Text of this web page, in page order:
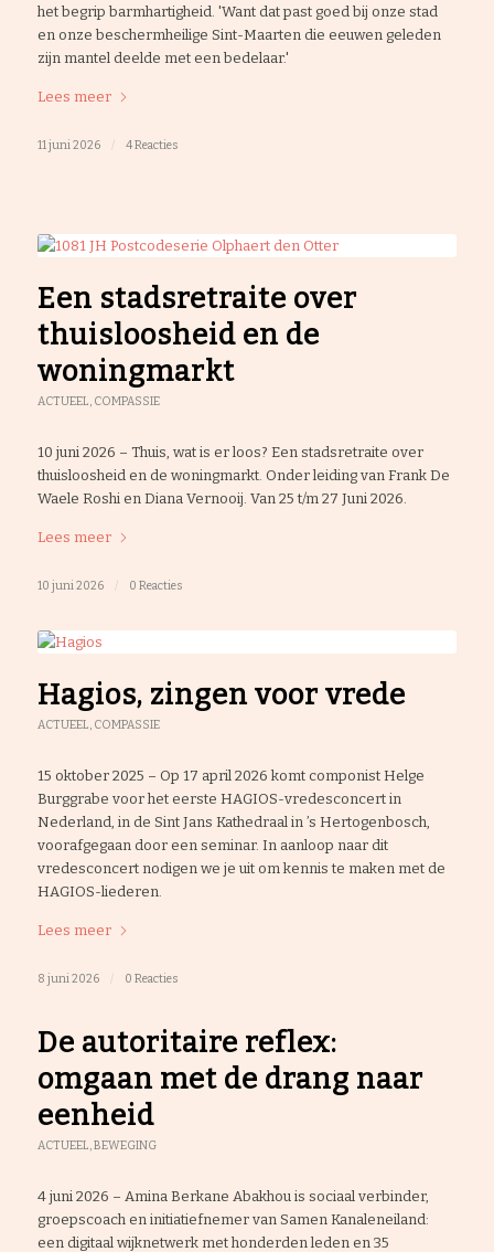
het begrip barmhartigheid. 'Want dat past goed bij onze stad
en onze beschermheilige Sint-Maarten die eeuwen geleden
zijn mantel deelde met een bedelaar.'
Lees meer
11 juni 2026 4 Reacties
Een stadsretraite over
thuisloosheid en de
woningmarkt
ACTUEEL, COMPASSIE
10 juni 2026 – Thuis, wat is er loos? Een stadsretraite over
thuisloosheid en de woningmarkt. Onder leiding van Frank De
Waele Roshi en Diana Vernooij. Van 25 t/m 27 Juni 2026.
Lees meer
10 juni 2026 0 Reacties
Hagios, zingen voor vrede
ACTUEEL, COMPASSIE
15 oktober 2025 – Op 17 april 2026 komt componist Helge
Burggrabe voor het eerste HAGIOS-vredesconcert in
Nederland, in de Sint Jans Kathedraal in ’s Hertogenbosch,
voorafgegaan door een seminar. In aanloop naar dit
vredesconcert nodigen we je uit om kennis te maken met de
HAGIOS-liederen.
Lees meer
8 juni 2026 0 Reacties
De autoritaire reflex:
omgaan met de drang naar
eenheid
ACTUEEL,BEWEGING
4 juni 2026 – Amina Berkane Abakhou is sociaal verbinder,
groepscoach en initiatiefnemer van Samen Kanaleneiland:
een digitaal wijknetwerk met honderden leden en 35